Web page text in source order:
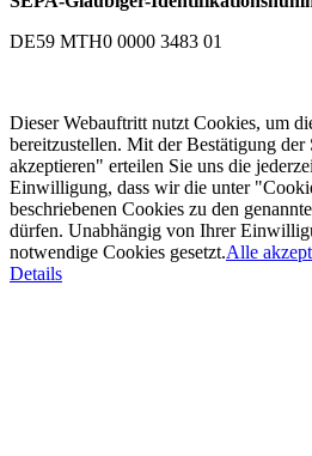
DE59 MTH0 0000 3483 01
Dieser Webauftritt nutzt Cookies, um
bereitzustellen. Mit der Bestätigung
akzeptieren" erteilen Sie uns die
Einwilligung, dass wir die unter
beschriebenen Cookies zu den
dürfen. Unabhängig von Ihrer
notwendige Cookies gesetzt.Alle
Details